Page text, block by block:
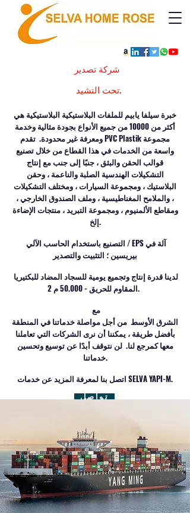
شركة تصدير
تحت التشيد.
خبرة سيلفا يابيم للملفات البلاستيكية البلاستيكية هي
أكثر من 10000 من جميع الأنواع بجودة مثالية وخدمة
ومعرفة غير محدودة. تقدم PVC Plastik مجموعة
واسعة من الخدمات في هذا القطاع من خلال تصنيع
قوالب الحقن والبثق ، جنبًا إلى جنب مع إنتاج
التشكيلات الهندسية الصلبة والناعمة ، وحقن
البلاستيك ، ومجموعة السيارات ، ومختلف التشكيلات
، والملامح المغناطيسية ، وملف الصندوق الخارجي ،
ومقاطع الألمنيوم ، ومجموعة التبريد ، منتجات الإضاءة
إلخ.
التصنيع باستخدام الحاسب الآلي / EPS آلة في
بيريسين ؛ التثبيت والتصدير
لدينا قدرة إنتاج وتجميع يومية للسجاد المضاد للبكتيريا
المقاوم للحريق - 50.000 م 2.
مع
الشرق الأوسط من أجل مواصلة خدماتنا في المنطقة
بأفضل طريقة ، يمكننا أن نرى الشركات التي تعاملنا
معها كمرجع لنا. لن نتوقف أبدًا عن توسيع وتحسين
خدماتنا.
اتصل بنا لمعرفة المزيد عن خدمات SELVA YAPI-M.
تواصل